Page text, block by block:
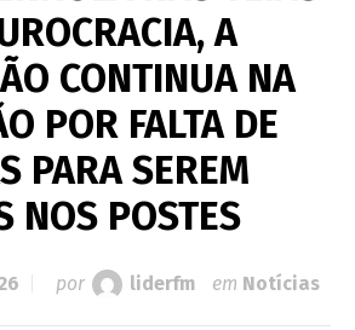
A
CONTINUA NA
POR FALTA DE
PARA SEREM
NOS POSTES
por liderfm em Notícias